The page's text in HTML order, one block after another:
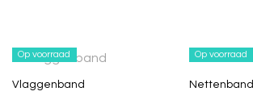
Op voorraad
Vlaggenband
Op voorraad
Nettenband